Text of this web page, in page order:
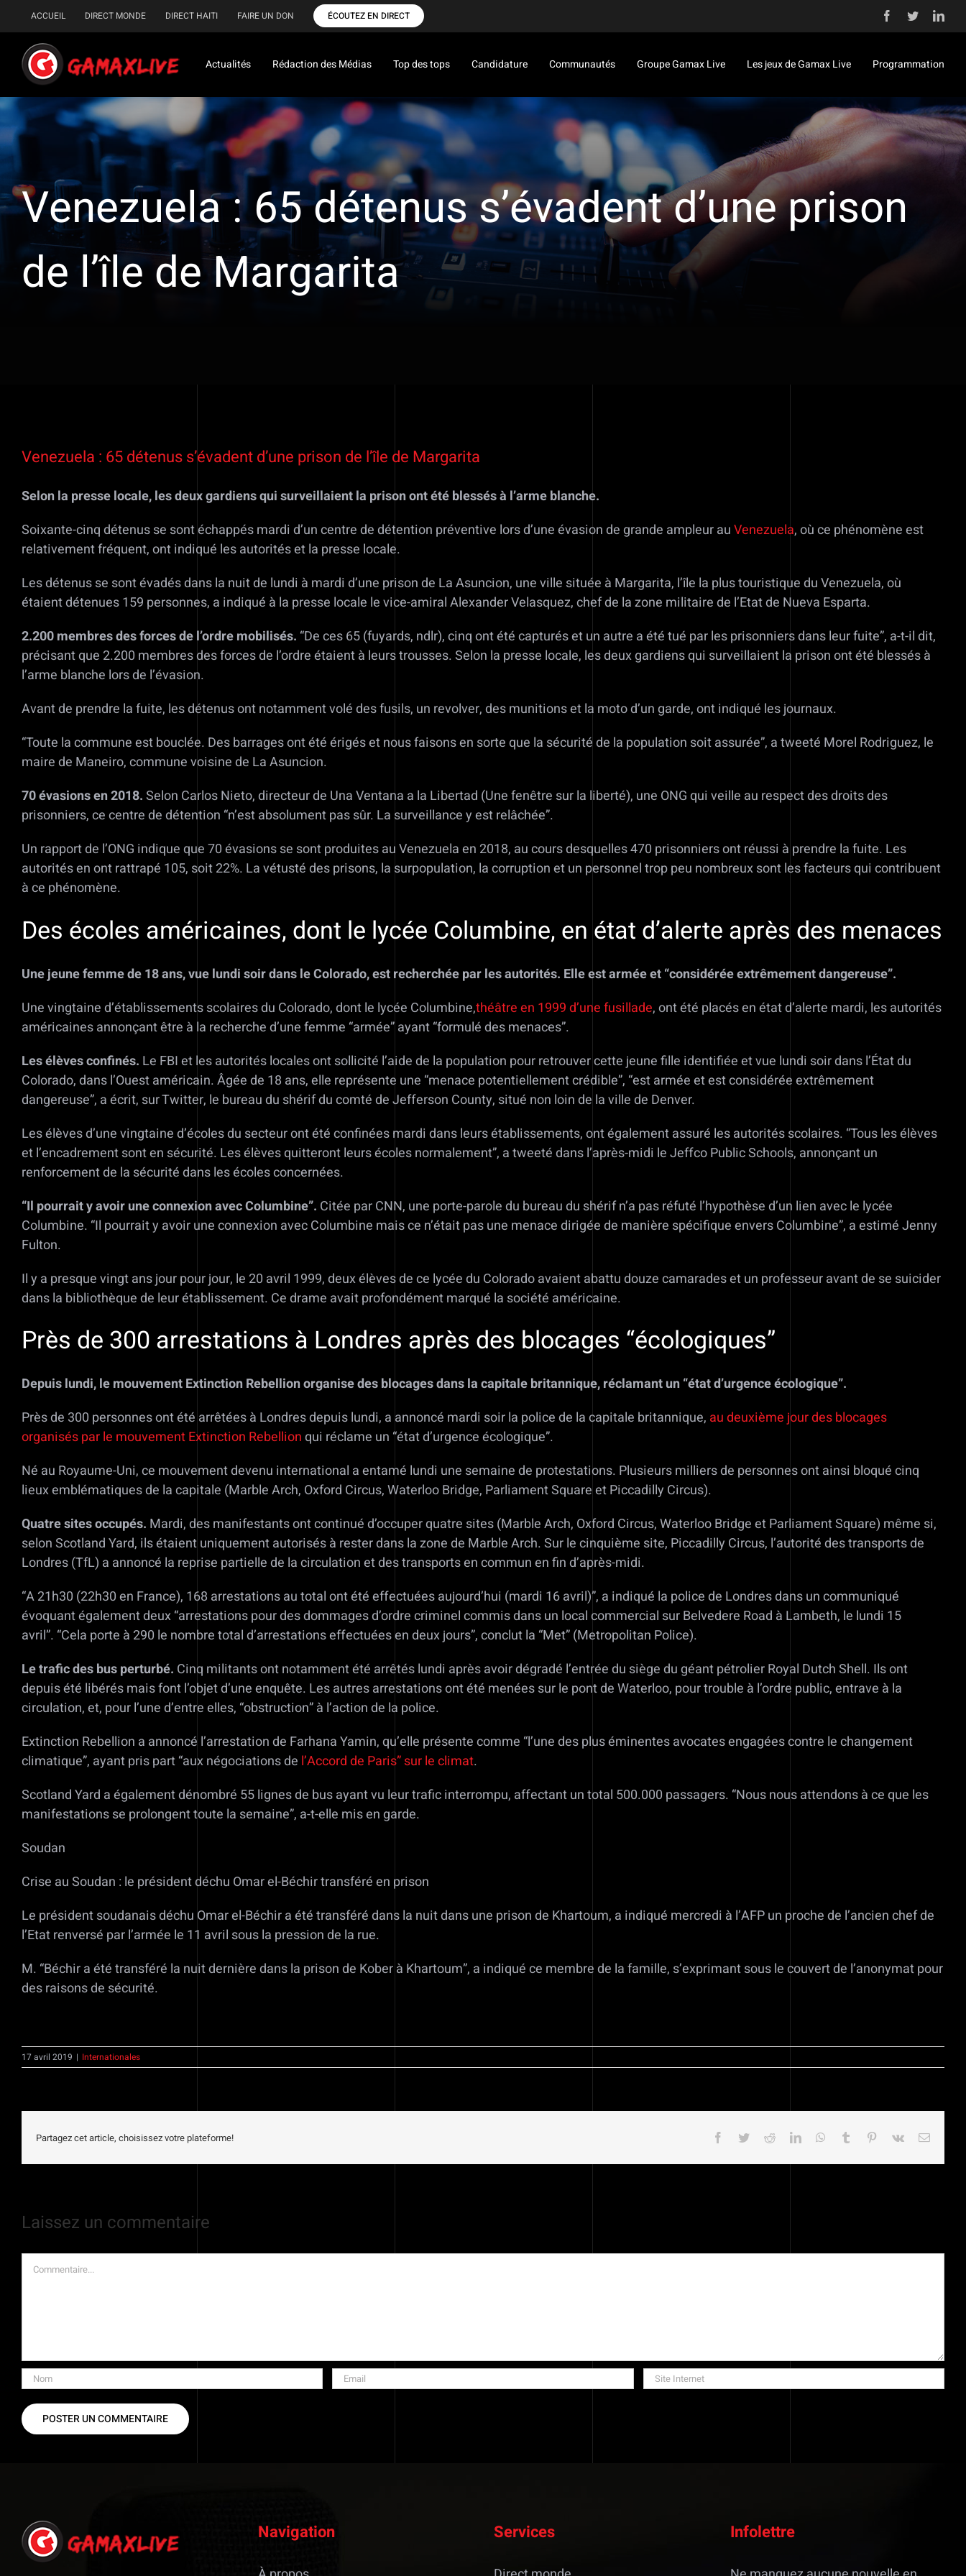
Passer
au
contenu
ACCUEIL DIRECT MONDE DIRECT HAITI FAIRE UN DON ÉCOUTEZ EN DIRECT Facebook
Twitter
Actualités Rédaction des Médias Top des tops Candidature Communautés Groupe Gamax Live Les jeux de Gamax Live Programmation
Venezuela : 65 détenus s’évadent d’une prison
de l’île de Margarita
l'image
Venezuela : 65 détenus s’évadent d’une prison de l’île de Margarita
Selon la presse locale, les deux gardiens qui surveillaient la prison ont été blessés à l’arme blanche.
Soixante-cinq détenus se sont échappés mardi d’un centre de détention préventive lors d’une évasion de grande ampleur auVenezuela, où ce phénomène est
relativement fréquent, ont indiqué les autorités et la presse locale.
Les détenus se sont évadés dans la nuit de lundi à mardi d’une prison de La Asuncion, une ville située à Margarita, l’île la plus touristique du Venezuela, où
étaient détenues 159 personnes, a indiqué à la presse locale le vice-amiral Alexander Velasquez, chef de la zone militaire de l’Etat de Nueva Esparta.
2.200 membres des forces de l’ordre mobilisés. “De ces 65 (fuyards, ndlr), cinq ont été capturés et un autre a été tué par les prisonniers dans leur fuite”, a-t-il dit,
précisant que 2.200 membres des forces de l’ordre étaient à leurs trousses. Selon la presse locale, les deux gardiens qui surveillaient la prison ont été blessés à
l’arme blanche lors de l’évasion.
Avant de prendre la fuite, les détenus ont notamment volé des fusils, un revolver, des munitions et la moto d’un garde, ont indiqué les journaux.
“Toute la commune est bouclée. Des barrages ont été érigés et nous faisons en sorte que la sécurité de la population soit assurée”, a tweeté Morel Rodriguez, le
maire de Maneiro, commune voisine de La Asuncion.
70 évasions en 2018.Selon Carlos Nieto, directeur de Una Ventana a la Libertad (Une fenêtre sur la liberté), une ONG qui veille au respect des droits des
prisonniers, ce centre de détention “n’est absolument pas sûr. La surveillance y est relâchée”.
Un rapport de l’ONG indique que 70 évasions se sont produites au Venezuela en 2018, au cours desquelles 470 prisonniers ont réussi à prendre la fuite. Les
autorités en ont rattrapé 105, soit 22%. La vétusté des prisons, la surpopulation, la corruption et un personnel trop peu nombreux sont les facteurs qui contribuent
à ce phénomène.
Des écoles américaines, dont le lycée Columbine, en état d’alerte après des menaces
Une jeune femme de 18 ans, vue lundi soir dans le Colorado, est recherchée par les autorités. Elle est armée et “considérée extrêmement dangereuse”.
Une vingtaine d’établissements scolaires du Colorado, dont le lycée Columbine,théâtre en 1999 d’une fusillade, ont été placés en état d’alerte mardi, les autorités
américaines annonçant être à la recherche d’une femme “armée” ayant “formulé des menaces”.
Les élèves confinés. Le FBI et les autorités locales ont sollicité l’aide de la population pour retrouver cette jeune fille identifiée et vue lundi soir dans l’État du
Colorado, dans l’Ouest américain. Âgée de 18 ans, elle représente une “menace potentiellement crédible”, “est armée et est considérée extrêmement
dangereuse”, a écrit, sur Twitter, le bureau du shérif du comté de Jefferson County, situé non loin de la ville de Denver.
Les élèves d’une vingtaine d’écoles du secteur ont été confinées mardi dans leurs établissements, ont également assuré les autorités scolaires. “Tous les élèves
et l’encadrement sont en sécurité. Les élèves quitteront leurs écoles normalement”, a tweeté dans l’après-midi le Jeffco Public Schools, annonçant un
renforcement de la sécurité dans les écoles concernées.
“Il pourrait y avoir une connexion avec Columbine”. Citée par CNN, une porte-parole du bureau du shérif n’a pas réfuté l’hypothèse d’un lien avec le lycée
Columbine. “Il pourrait y avoir une connexion avec Columbine mais ce n’était pas une menace dirigée de manière spécifique envers Columbine”, a estimé Jenny
Fulton.
Il y a presque vingt ans jour pour jour, le 20 avril 1999, deux élèves de ce lycée du Colorado avaient abattu douze camarades et un professeur avant de se suicider
dans la bibliothèque de leur établissement. Ce drame avait profondément marqué la société américaine.
Près de 300 arrestations à Londres après des blocages “écologiques”
Depuis lundi, le mouvement Extinction Rebellion organise des blocages dans la capitale britannique, réclamant un “état d’urgence écologique”.
Près de 300 personnes ont été arrêtées à Londres depuis lundi, a annoncé mardi soir la police de la capitale britannique, au deuxième jour des blocages
organisés par le mouvement Extinction Rebellionqui réclame un “état d’urgence écologique”.
Né au Royaume-Uni, ce mouvement devenu international a entamé lundi une semaine de protestations. Plusieurs milliers de personnes ont ainsi bloqué cinq
lieux emblématiques de la capitale (Marble Arch, Oxford Circus, Waterloo Bridge, Parliament Square et Piccadilly Circus).
Quatre sites occupés. Mardi, des manifestants ont continué d’occuper quatre sites (Marble Arch, Oxford Circus, Waterloo Bridge et Parliament Square) même si,
selon Scotland Yard, ils étaient uniquement autorisés à rester dans la zone de Marble Arch. Sur le cinquième site, Piccadilly Circus, l’autorité des transports de
Londres (TfL) a annoncé la reprise partielle de la circulation et des transports en commun en fin d’après-midi.
“A 21h30 (22h30 en France), 168 arrestations au total ont été effectuées aujourd’hui (mardi 16 avril)”, a indiqué la police de Londres dans un communiqué
évoquant également deux “arrestations pour des dommages d’ordre criminel commis dans un local commercial sur Belvedere Road à Lambeth, le lundi 15
avril”. “Cela porte à 290 le nombre total d’arrestations effectuées en deux jours”, conclut la “Met” (Metropolitan Police).
Le trafic des bus perturbé. Cinq militants ont notamment été arrêtés lundi après avoir dégradé l’entrée du siège du géant pétrolier Royal Dutch Shell. Ils ont
depuis été libérés mais font l’objet d’une enquête. Les autres arrestations ont été menées sur le pont de Waterloo, pour trouble à l’ordre public, entrave à la
circulation, et, pour l’une d’entre elles, “obstruction” à l’action de la police.
Extinction Rebellion a annoncé l’arrestation de Farhana Yamin, qu’elle présente comme “l’une des plus éminentes avocates engagées contre le changement
climatique”, ayant pris part “aux négociations de l’Accord de Paris” sur le climat.
Scotland Yard a également dénombré 55 lignes de bus ayant vu leur trafic interrompu, affectant un total 500.000 passagers. “Nous nous attendons à ce que les
manifestations se prolongent toute la semaine”, a-t-elle mis en garde.
Soudan
Crise au Soudan : le président déchu Omar el-Béchir transféré en prison
Le président soudanais déchu Omar el-Béchir a été transféré dans la nuit dans une prison de Khartoum, a indiqué mercredi à l’AFP un proche de l’ancien chef de
l’Etat renversé par l’armée le 11 avril sous la pression de la rue.
M. “Béchir a été transféré la nuit dernière dans la prison de Kober à Khartoum”, a indiqué ce membre de la famille, s’exprimant sous le couvert de l’anonymat pour
des raisons de sécurité.
17 avril 2019 | Internationales
Partagez cet article, choisissez votre plateforme! Facebook
TwitterRedditLinkedInWhatsApp
Tumblr Pinterest
Vk Email
Laissez un commentaire
Commentaire
Navigation Services Infolettre